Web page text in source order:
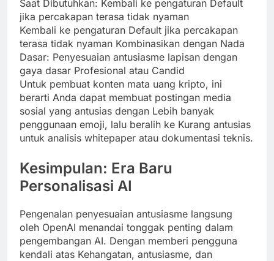
Saat Dibutuhkan: Kembali ke pengaturan Default
jika percakapan terasa tidak nyaman
Kembali ke pengaturan Default jika percakapan
terasa tidak nyaman Kombinasikan dengan Nada
Dasar: Penyesuaian antusiasme lapisan dengan
gaya dasar Profesional atau Candid
Untuk pembuat konten mata uang kripto, ini
berarti Anda dapat membuat postingan media
sosial yang antusias dengan Lebih banyak
penggunaan emoji, lalu beralih ke Kurang antusias
untuk analisis whitepaper atau dokumentasi teknis.
Kesimpulan: Era Baru
Personalisasi AI
Pengenalan penyesuaian antusiasme langsung
oleh OpenAI menandai tonggak penting dalam
pengembangan AI. Dengan memberi pengguna
kendali atas Kehangatan, antusiasme, dan